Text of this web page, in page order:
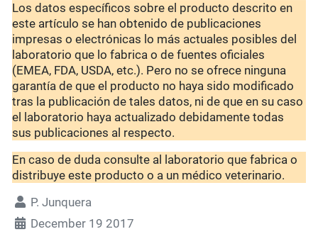
Los datos específicos sobre el producto descrito en
este artículo se han obtenido de publicaciones
impresas o electrónicas lo más actuales posibles del
laboratorio que lo fabrica o de fuentes oficiales
(EMEA, FDA, USDA, etc.). Pero no se ofrece ninguna
garantía de que el producto no haya sido modificado
tras la publicación de tales datos, ni de que en su caso
el laboratorio haya actualizado debidamente todas
sus publicaciones al respecto.
En caso de duda consulte al laboratorio que fabrica o
distribuye este producto o a un médico veterinario.
P. Junquera
December 19 2017